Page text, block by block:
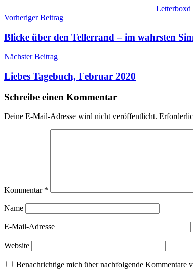
Letterboxd
Beitragsnavigation
Vorheriger Beitrag
Blicke über den Tellerrand – im wahrsten
Nächster Beitrag
Liebes Tagebuch, Februar 2020
Schreibe einen Kommentar
Deine E-Mail-Adresse wird nicht veröffentlicht.
Kommentar *
Name
E-Mail-Adresse
Website
Benachrichtige mich über nachfolgende Kommentare